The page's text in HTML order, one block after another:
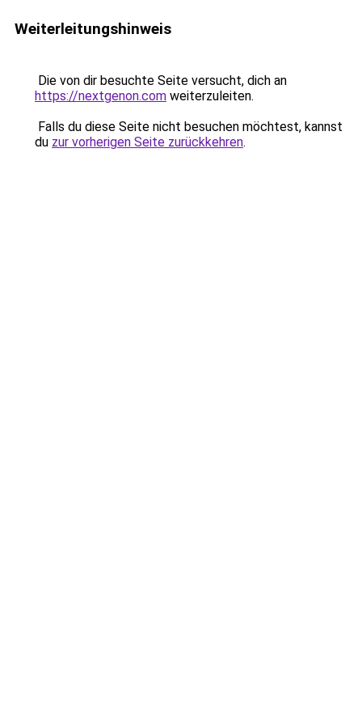
Weiterleitungshinweis
Die von dir besuchte Seite versucht, dich an
https://nextgenon.com weiterzuleiten.
Falls du diese Seite nicht besuchen möchtest, kannst
du zur vorherigen Seite zurückkehren.